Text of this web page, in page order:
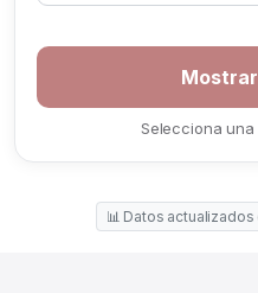
Selecciona
📊 Datos actualizados